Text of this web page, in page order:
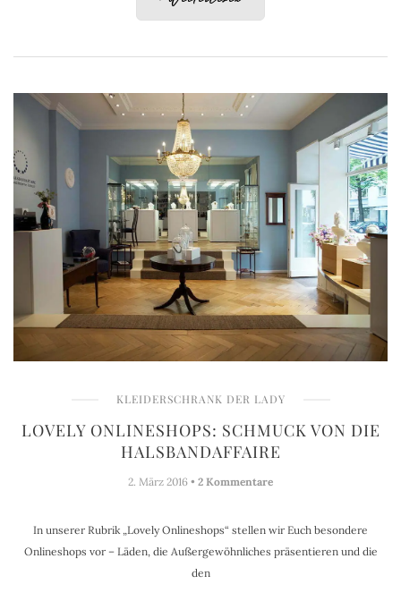
KLEIDERSCHRANK DER LADY
LOVELY ONLINESHOPS: SCHMUCK VON DIE
HALSBANDAFFAIRE
2. März 2016 • 2 Kommentare
In unserer Rubrik „Lovely Onlineshops“ stellen wir Euch besondere
Onlineshops vor – Läden, die Außergewöhnliches präsentieren und die
den